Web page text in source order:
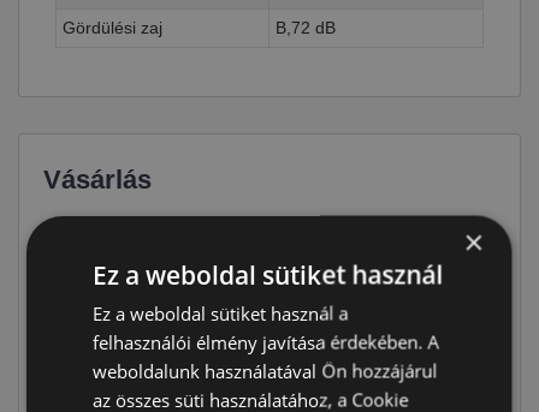
Gördülési zaj
B,72 dB
Vásárlás
49 090 Ft
196 360 Ft
×
Ez a weboldal sütiket használ
Ez a weboldal sütiket használ a
felhasználói élmény javítása érdekében. A
weboldalunk használatával Ön hozzájárul
az összes süti használatához, a Cookie